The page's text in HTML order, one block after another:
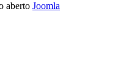
aberto Joomla